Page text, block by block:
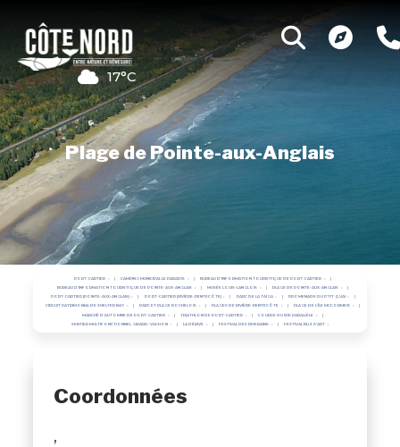
17°C
Plage de Pointe-aux-Anglais
PORT-CARTIER CAMPING MUNICIPAL LE PARADIS BUREAU D'INFORMATION TOURISTIQUE DE PORT-CARTIER
BUREAU D'INFORMATION TOURISTIQUE DE POINTE-AUX-ANGLAIS MUSÉE LOUIS-LANGLOIS PLAGE DE POINTE-AUX-ANGLAIS
PORT-CARTIER (POINTE-AUX-ANGLAIS) PORT-CARTIER (RIVIÈRE-PENTECÔTE) PARC DE LA TAÏGA PROMENADE DU P'TIT QUAI
CIRCUIT PATRIMONIAL DE SHELTER BAY PARC ET PLAGE ROCHELOIS PLAGES DE RIVIÈRE-PENTECÔTE PLAGE DE L'ÎLE MCCORMICK
MARCHÉ D'AUTOMNE DE PORT-CARTIER TRIATHLON DE PORT-CARTIER COURSE DU 50E PARALLÈLE
SENTIER MULTIFONCTIONNEL GIRARD-VACHON LA DÉRIVE FESTIVAL DES RIVERAINS FESTIVAL BLIZZ'ART
Coordonnées
,